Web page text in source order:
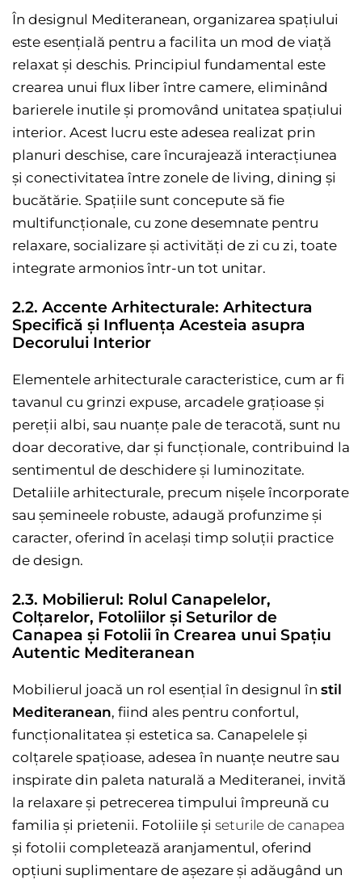
În designul Mediteranean, organizarea spațiului
este esențială pentru a facilita un mod de viață
relaxat și deschis. Principiul fundamental este
crearea unui flux liber între camere, eliminând
barierele inutile și promovând unitatea spațiului
interior. Acest lucru este adesea realizat prin
planuri deschise, care încurajează interacțiunea
și conectivitatea între zonele de living, dining și
bucătărie. Spațiile sunt concepute să fie
multifuncționale, cu zone desemnate pentru
relaxare, socializare și activități de zi cu zi, toate
integrate armonios într-un tot unitar.
2.2. Accente Arhitecturale: Arhitectura
Specifică și Influența Acesteia asupra
Decorului Interior
Elementele arhitecturale caracteristice, cum ar fi
tavanul cu grinzi expuse, arcadele grațioase și
pereții albi, sau nuanțe pale de teracotă, sunt nu
doar decorative, dar și funcționale, contribuind la
sentimentul de deschidere și luminozitate.
Detaliile arhitecturale, precum nișele încorporate
sau șemineele robuste, adaugă profunzime și
caracter, oferind în același timp soluții practice
de design.
2.3. Mobilierul: Rolul Canapelelor,
Colțarelor, Fotoliilor și Seturilor de
Canapea și Fotolii în Crearea unui Spațiu
Autentic Mediteranean
Mobilierul joacă un rol esențial în designul în stil
Mediteranean, fiind ales pentru confortul,
funcționalitatea și estetica sa. Canapelele și
colțarele spațioase, adesea în nuanțe neutre sau
inspirate din paleta naturală a Mediteranei, invită
la relaxare și petrecerea timpului împreună cu
familia și prietenii. Fotoliile și seturile de canapea
și fotolii completează aranjamentul, oferind
opțiuni suplimentare de așezare și adăugând un